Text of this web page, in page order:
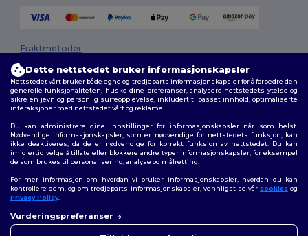
Fraktmetoder
Generelle Vilkår|personvernerklæring
informasjonskapsler|Nettstedsoversikt
Følg oss
Dette nettstedet bruker informasjonskapsler
Nettstedet vårt bruker både egne og tredjeparts informasjonskapsler for å forbedre den
generelle funksjonaliteten, huske dine preferanser, analysere nettstedets ytelse og
sikre en jevn og personlig surfeopplevelse, inkludert tilpasset innhold, optimaliserte
interaksjoner med nettstedet vårt og reklame.
Du kan administrere dine innstillinger for informasjonskapsler når som helst.
Nødvendige informasjonskapsler, som er nødvendige for nettstedets funksjon, kan
ikke deaktiveres, da de er nødvendige for korrekt funksjon av nettstedet. Du kan
imidlertid velge å tillate eller blokkere andre typer informasjonskapsler, for eksempel
de som brukes til personalisering, analyse og målretting.
For mer informasjon om hvordan vi bruker informasjonskapsler, hvordan du kan
kontrollere dem, og om tredjeparts informasjonskapsler, vennligst se vår cookiesog
Privacy Policy.
Vurderingspreferanser